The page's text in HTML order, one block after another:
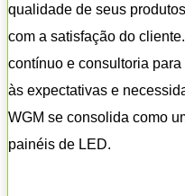
qualidade de seus
com a satisfação do
contínuo e consultoria
às expectativas e
WGM se consolida como
painéis de LED.